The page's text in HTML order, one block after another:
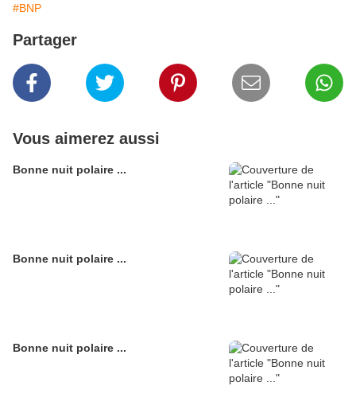
#BNP
Partager
Vous aimerez aussi
Bonne nuit polaire ...
Bonne nuit polaire ...
Bonne nuit polaire ...